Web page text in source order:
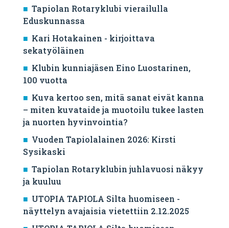
Tapiolan Rotaryklubi vierailulla
Eduskunnassa
Kari Hotakainen - kirjoittava
sekatyöläinen
Klubin kunniajäsen Eino Luostarinen,
100 vuotta
Kuva kertoo sen, mitä sanat eivät kanna
– miten kuvataide ja muotoilu tukee lasten
ja nuorten hyvinvointia?
Vuoden Tapiolalainen 2026: Kirsti
Sysikaski
Tapiolan Rotaryklubin juhlavuosi näkyy
ja kuuluu
UTOPIA TAPIOLA Silta huomiseen -
näyttelyn avajaisia vietettiin 2.12.2025